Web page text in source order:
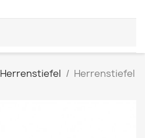
Herrenstiefel
Herrenstiefel